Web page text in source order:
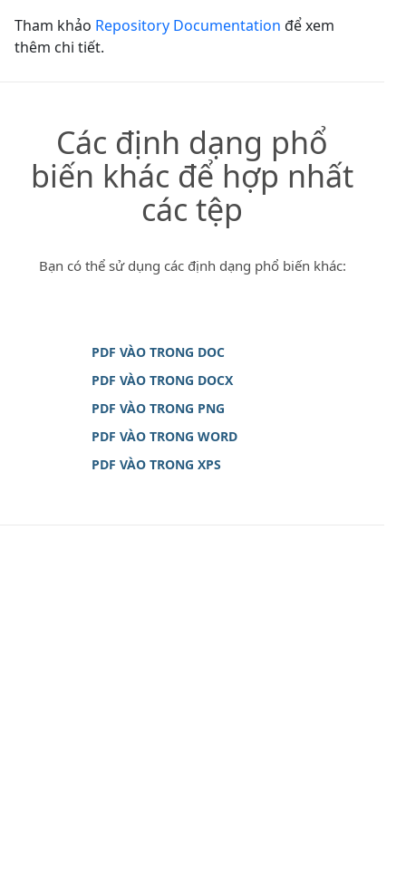
Tham khảo Repository Documentation để xem
thêm chi tiết.
Các định dạng phổ
biến khác để hợp nhất
các tệp
Bạn có thể sử dụng các định dạng phổ biến khác:
PDF VÀO TRONG DOC
PDF VÀO TRONG DOCX
PDF VÀO TRONG PNG
PDF VÀO TRONG WORD
PDF VÀO TRONG XPS